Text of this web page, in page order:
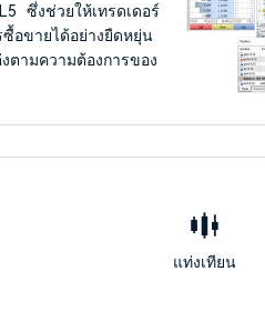
ซึ่งช่วยให้เทรดเดอร์
อขายได้อย่างยืดหยุ่น
ตามความต้องการของ
แท่งเทียน